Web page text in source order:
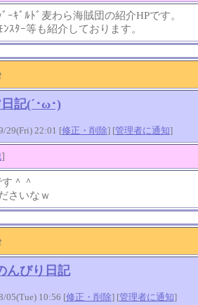
ｰｷﾞﾙﾄﾞ麦わら海賊団の紹介HPです。
ｽﾀｰ等も紹介しております。
記(´･ω･)
29(Fri) 22:01 [修正・削除] [管理者に通知]
]
＾＾
さいなｗ
んびり日記
05(Tue) 10:56 [修正・削除] [管理者に通知]